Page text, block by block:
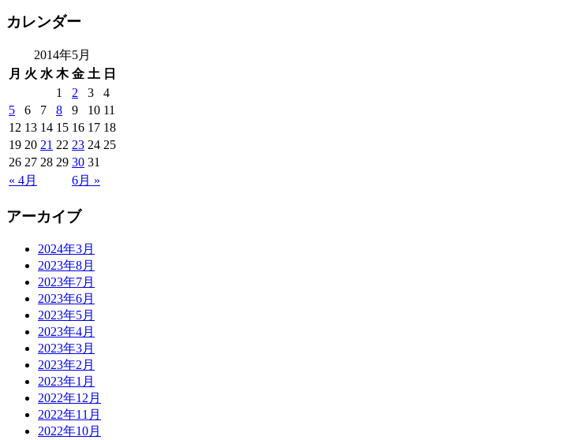
カレンダー
2014年5月
月 火 水 木 金 土 日
« 4月 6月 »
1 2 3
4
5
6 7 8 9 10 11
12 13 14 15 16 17 18
19 20 21 22 23 24 25
26 27 28 29 30 31
アーカイブ
2024年3月
2023年8月
2023年7月
2023年6月
2023年5月
2023年4月
2023年3月
2023年2月
2023年1月
2022年12月
2022年11月
2022年10月